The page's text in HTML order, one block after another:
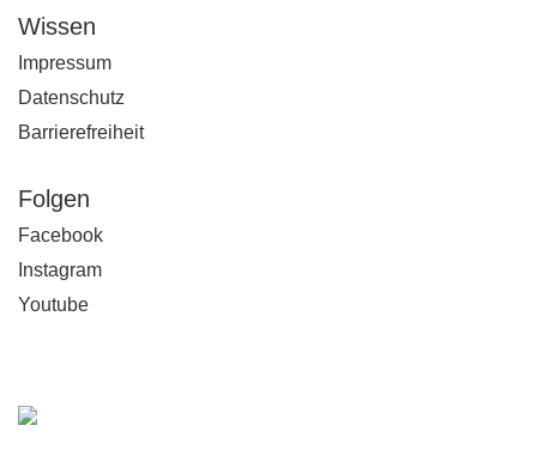
Wissen
Impressum
Datenschutz
Barrierefreiheit
Folgen
Facebook
Instagram
Youtube